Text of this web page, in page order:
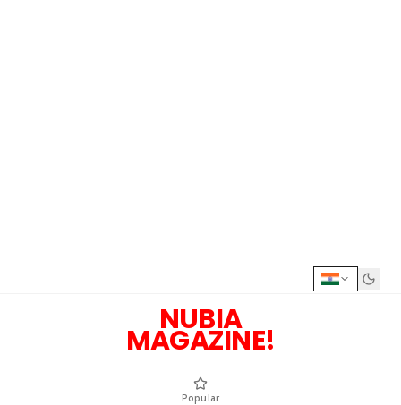
NUBIA
MAGAZINE!
Popular